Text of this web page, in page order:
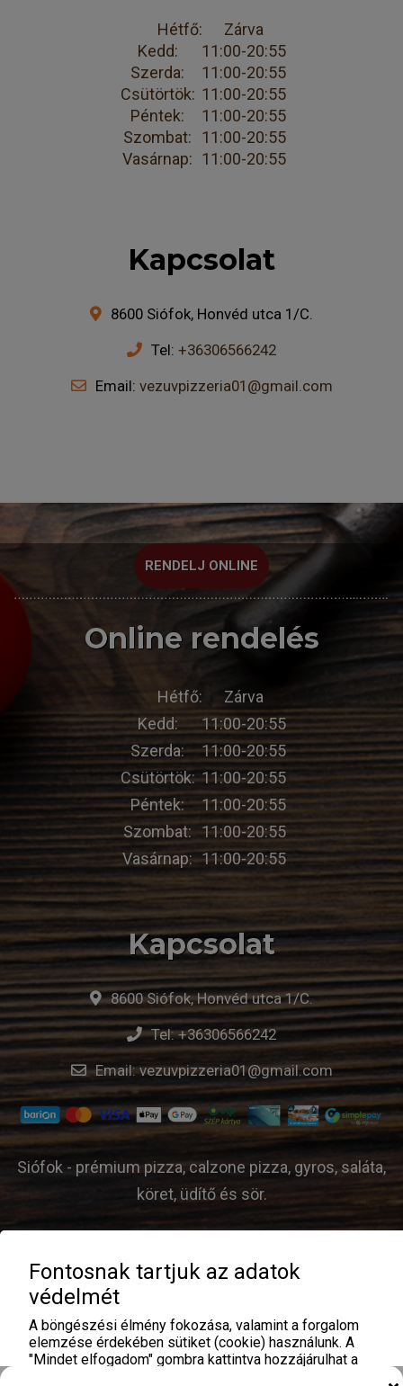
Hétfő:
Zárva
Kedd:
11:00-20:55
Szerda:
11:00-20:55
Csütörtök: 11:00-20:55
Péntek:
11:00-20:55
Szombat:
11:00-20:55
Vasárnap: 11:00-20:55
Kapcsolat
8600 Siófok, Honvéd utca 1/C.
Tel: +36306566242
Email: vezuvpizzeria01@gmail.com
RENDELJ ONLINE
Online rendelés
Hétfő:
Zárva
Kedd:
11:00-20:55
Szerda:
11:00-20:55
Csütörtök: 11:00-20:55
Péntek:
11:00-20:55
Szombat: 11:00-20:55
Vasárnap: 11:00-20:55
Kapcsolat
8600 Siófok, Honvéd utca 1/C.
Tel:+36306566242
Email:vezuvpizzeria01@gmail.com
Siófok - prémium pizza, calzone pizza, gyros, saláta,
köret, üdítő és sör.
© Vezúv Pizzéria - 2026 |ÁSZF| Adatvédelem
Fontosnak tartjuk az adatok
védelmét
A böngészési élmény fokozása, valamint a forgalom
elemzése érdekében sütiket (cookie) használunk. A
"Mindet elfogadom" gombra kattintva hozzájárulhat a